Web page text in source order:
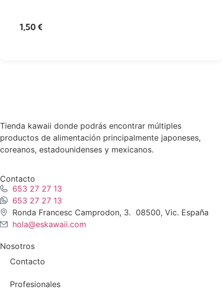
1,50€
Tienda kawaii donde podrás encontrar múltiples
productos de alimentación principalmente japoneses,
coreanos, estadounidenses y mexicanos.
Contacto
653 27 27 13
653 27 27 13
Ronda Francesc Camprodon, 3. 08500, Vic. España
hola@eskawaii.com
Nosotros
Contacto
Profesionales